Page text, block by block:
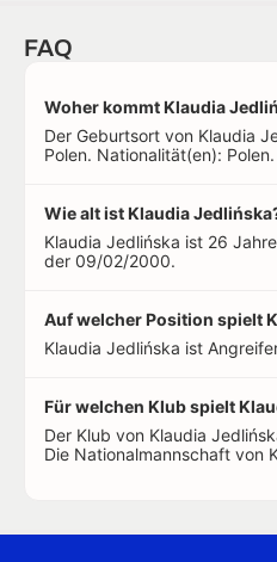
FAQ
Woher kommt Klaudia
Der Geburtsort von Klaudia
Polen. Nationalität(en): Polen.
Wie alt ist Klaudia
Klaudia Jedlińska ist 26
der 09/02/2000.
Auf welcher Position spielt
Klaudia Jedlińska ist
Für welchen Klub spielt
Der Klub von Klaudia
Die Nationalmannschaft von